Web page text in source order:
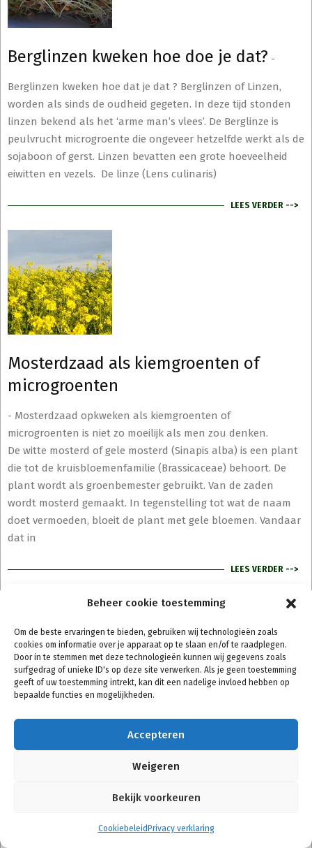
Beheer cookie toestemming
Om de beste ervaringen te bieden, gebruiken wij technologieën zoals
cookies om informatie over je apparaat op te slaan en/of te raadplegen.
Door in te stemmen met deze technologieën kunnen wij gegevens zoals
surfgedrag of unieke ID's op deze site verwerken. Als je geen toestemming
geeft of uw toestemming intrekt, kan dit een nadelige invloed hebben op
bepaalde functies en mogelijkheden.
Accepteren
Weigeren
Bekijk voorkeuren
Cookiebeleid Privacy verklaring
Berglinzen kweken hoe doe je dat? -
Berglinzen kweken hoe dat je dat ? Berglinzen of Linzen,
worden als sinds de oudheid gegeten. In deze tijd stonden
linzen bekend als het ‘arme man’s vlees’. De Berglinze is
peulvrucht microgroente die ongeveer hetzelfde werkt als de
sojaboon of gerst. Linzen bevatten een grote hoeveelheid
eiwitten en vezels. De linze (Lens culinaris)
LEES VERDER -->
Mosterdzaad als kiemgroenten of
microgroenten
- Mosterdzaad opkweken als kiemgroenten of
microgroenten is niet zo moeilijk als men zou denken.
De witte mosterd of gele mosterd (Sinapis alba) is een plant
die tot de kruisbloemenfamilie (Brassicaceae) behoort. De
plant wordt als groenbemester gebruikt. Van de zaden
wordt mosterd gemaakt. In tegenstelling tot wat de naam
doet vermoeden, bloeit de plant met gele bloemen. Vandaar
dat in
LEES VERDER -->
Azië veel wordt gebruikt in diverse gerechten en zelfs
desserst. De Aduki bonen zijn over het algemeen makkelijk te
gebruiken als je net begint met het kweken van